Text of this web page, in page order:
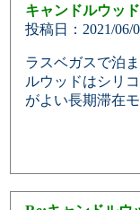
キャンドルウッ
投稿日：2021/06/
ラスベガスで泊
ルウッドはシリ
がよい長期滞在